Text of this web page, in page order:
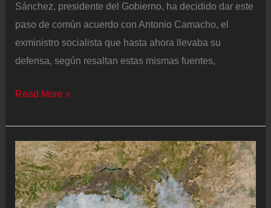
atender
a
los
menores
Ceuta
Sánchez, presidente del Gobierno, ha decidido dar este
paso de común acuerdo con Antonio Camacho, el
exministro socialista que hasta ahora llevaba su
defensa, según resaltan estas mismas fuentes,
Begoña
cambia
de
abogado
de
cara
Read More »